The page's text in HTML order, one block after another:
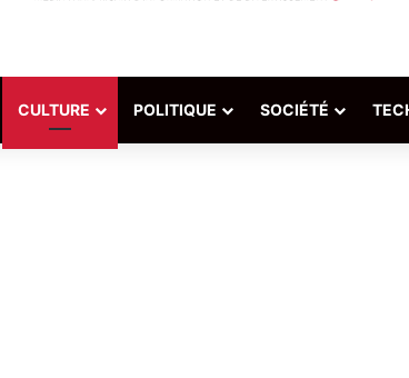
CULTURE POLITIQUE SOCIÉTÉ